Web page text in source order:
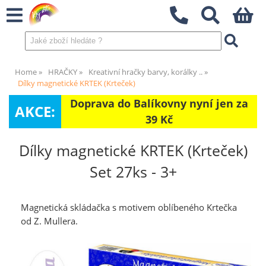
Home HRAČKY
Kreativní hračky barvy, korálky ..
Dílky magnetické KRTEK (Krteček)
AKCE:
Doprava do Balíkovny nyní jen za
39 Kč
Dílky magnetické KRTEK (Krteček)
Set 27ks - 3+
Magnetická skládačka s motivem oblíbeného Krtečka
od Z. Mullera.